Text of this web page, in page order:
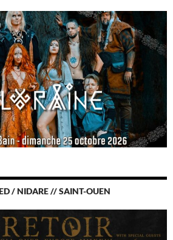
/ NIDARE // SAINT-OUEN